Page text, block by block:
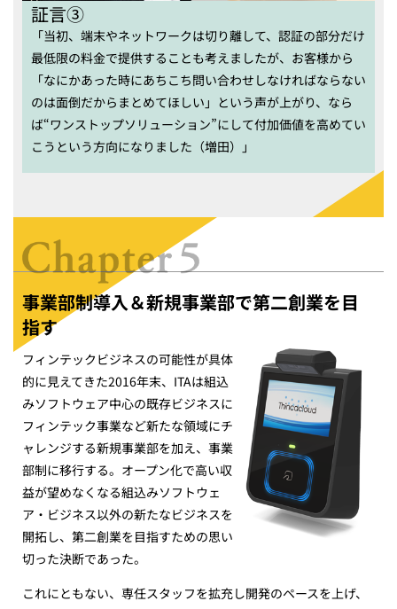
証言③
「当初、端末やネットワークは切り離して、認証の部分だけ
最低限の料金で提供することも考えましたが、お客様から
「なにかあった時にあちこち問い合わせしなければならない
のは面倒だからまとめてほしい」という声が上がり、なら
ば“ワンストップソリューション”にして付加価値を高めてい
こうという方向になりました（増田）」
事業部制導入＆新規事業部で第二創業を目
指す
フィンテックビジネスの可能性が具体
的に見えてきた2016年末、ITAは組込
みソフトウェア中心の既存ビジネスに
フィンテック事業など新たな領域にチ
ャレンジする新規事業部を加え、事業
部制に移行する。オープン化で高い収
益が望めなくなる組込みソフトウェ
ア・ビジネス以外の新たなビジネスを
開拓し、第二創業を目指すための思い
切った決断であった。
これにともない、専任スタッフを拡充し開発のペースを上げ、